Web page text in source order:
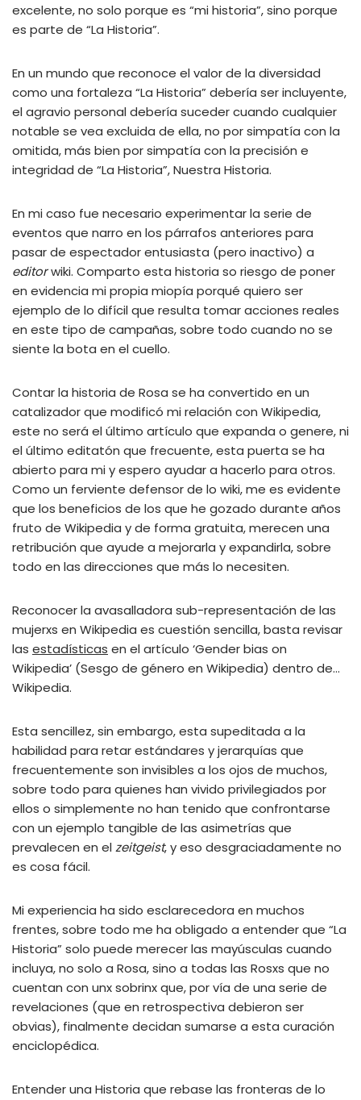
excelente, no solo porque es “mi historia”, sino porque
es parte de “La Historia”.
En un mundo que reconoce el valor de la diversidad
como una fortaleza “La Historia” debería ser incluyente,
el agravio personal debería suceder cuando cualquier
notable se vea excluida de ella, no por simpatía con la
omitida, más bien por simpatía con la precisión e
integridad de “La Historia”, Nuestra Historia.
En mi caso fue necesario experimentar la serie de
eventos que narro en los párrafos anteriores para
pasar de espectador entusiasta (pero inactivo) a
editorwiki. Comparto esta historia so riesgo de poner
en evidencia mi propia miopía porqué quiero ser
ejemplo de lo difícil que resulta tomar acciones reales
en este tipo de campañas, sobre todo cuando no se
siente la bota en el cuello.
Contar la historia de Rosa se ha convertido en un
catalizador que modificó mi relación con Wikipedia,
este no será el último artículo que expanda o genere, ni
el último editatón que frecuente, esta puerta se ha
abierto para mi y espero ayudar a hacerlo para otros.
Como un ferviente defensor de lo wiki, me es evidente
que los beneficios de los que he gozado durante años
fruto de Wikipedia y de forma gratuita, merecen una
retribución que ayude a mejorarla y expandirla, sobre
todo en las direcciones que más lo necesiten.
Reconocer la avasalladora sub-representación de las
mujerxs en Wikipedia es cuestión sencilla, basta revisar
las estadísticas en el artículo ‘Gender bias on
Wikipedia’ (Sesgo de género en Wikipedia) dentro de…
Wikipedia.
Esta sencillez, sin embargo, esta supeditada a la
habilidad para retar estándares y jerarquías que
frecuentemente son invisibles a los ojos de muchos,
sobre todo para quienes han vivido privilegiados por
ellos o simplemente no han tenido que confrontarse
con un ejemplo tangible de las asimetrías que
prevalecen en elzeitgeist, y eso desgraciadamente no
es cosa fácil.
Mi experiencia ha sido esclarecedora en muchos
frentes, sobre todo me ha obligado a entender que “La
Historia” solo puede merecer las mayúsculas cuando
incluya, no solo a Rosa, sino a todas las Rosxs que no
cuentan con unx sobrinx que, por vía de una serie de
revelaciones (que en retrospectiva debieron ser
obvias), finalmente decidan sumarse a esta curación
enciclopédica.
Entender una Historia que rebase las fronteras de lo